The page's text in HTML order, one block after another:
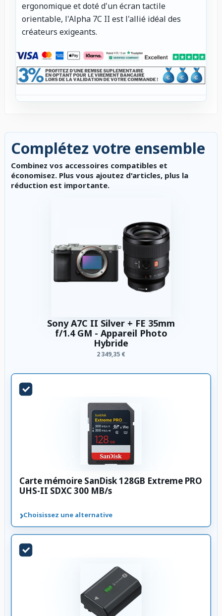
ergonomique et doté d'un écran tactile
orientable, l'Alpha 7C II est l'allié idéal des
créateurs exigeants.
Complétez votre ensemble
Combinez vos accessoires compatibles et
économisez. Plus vous ajoutez d'articles, plus la
réduction est importante.
Sony A7C II Silver + FE 35mm
f/1.4 GM - Appareil Photo
Hybride
2 349,35 €
Carte mémoire SanDisk 128GB Extreme PRO
UHS-II SDXC 300 MB/s
›Choisissez une alternative